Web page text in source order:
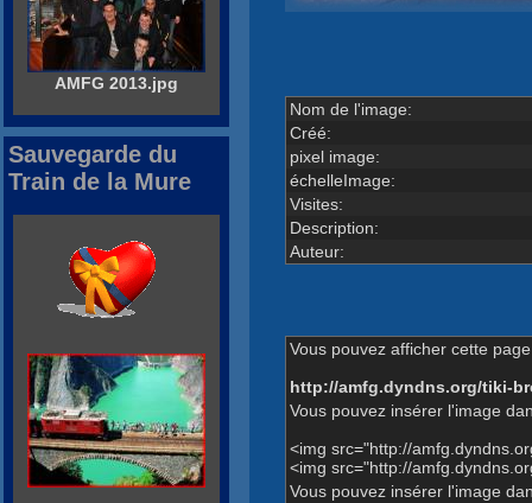
Nom de l'image:
Créé:
pixel image:
échelleImage:
Visites:
Description:
Auteur:
Vous pouvez afficher cette
http://amfg.dyndns.org/tiki-
Vous pouvez insérer l'image
<img src="http://
<img src="http://
Vous pouvez insérer l'image
AMFG 2013.jpg
Sauvegarde du
Train de la Mure